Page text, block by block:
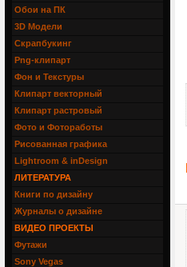
Обои на ПК
3D Модели
Скрапбукинг
Png-клипарт
Фон и Текстуры
Клипарт векторный
Клипарт растровый
Фото и Фотоработы
Рисованная графика
Lightroom & inDesign
ЛИТЕРАТУРА
Книги по дизайну
Журналы о дизайне
ВИДЕО ПРОЕКТЫ
Футажи
Sony Vegas